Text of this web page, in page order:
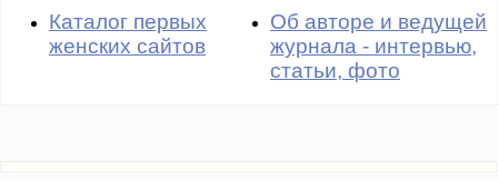
Каталог первых
женских сайтов
Об авторе и ведущей
журнала - интервью,
статьи, фото